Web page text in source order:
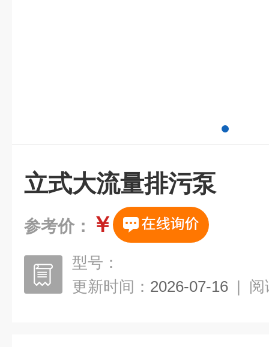
立式大流量排污泵
参考价： ￥
型号：
更新时间： 2026-07-16 | 阅